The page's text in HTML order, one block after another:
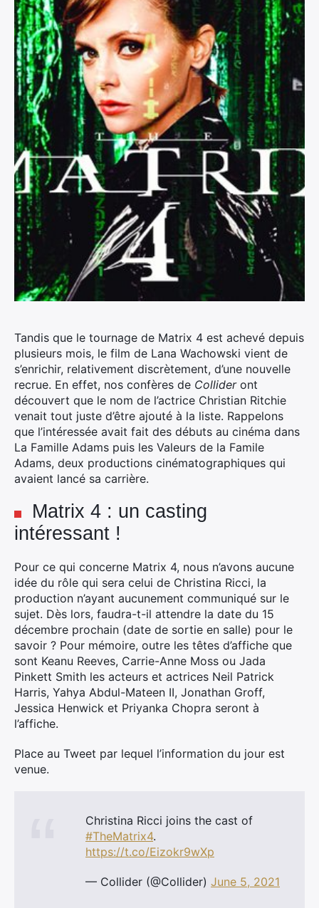
Tandis que le tournage de Matrix 4 est achevé depuis
plusieurs mois, le film de Lana Wachowski vient de
s’enrichir, relativement discrètement, d’une nouvelle
recrue. En effet, nos confères de Collideront
découvert que le nom de l’actrice Christian Ritchie
venait tout juste d’être ajouté à la liste. Rappelons
que l’intéressée avait fait des débuts au cinéma dans
La Famille Adams puis les Valeurs de la Famile
Adams, deux productions cinématographiques qui
avaient lancé sa carrière.
Matrix 4 : un casting
intéressant !
Pour ce qui concerne Matrix 4, nous n’avons aucune
idée du rôle qui sera celui de Christina Ricci, la
production n’ayant aucunement communiqué sur le
sujet. Dès lors, faudra-t-il attendre la date du 15
décembre prochain (date de sortie en salle) pour le
savoir ? Pour mémoire, outre les têtes d’affiche que
sont Keanu Reeves, Carrie-Anne Moss ou Jada
Pinkett Smith les acteurs et actrices Neil Patrick
Harris, Yahya Abdul-Mateen II, Jonathan Groff,
Jessica Henwick et Priyanka Chopra seront à
l’affiche.
Place au Tweet par lequel l’information du jour est
venue.
Christina Ricci joins the cast of
#TheMatrix4.
https://t.co/Eizokr9wXp
— Collider (@Collider) June 5, 2021